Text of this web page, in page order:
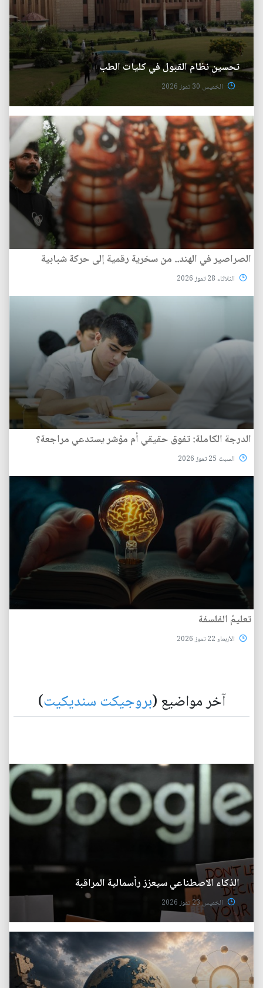
تحسين نظام القبول في كليات الطب
الخميس 30 تموز 2026
الصراصير في الهند.. من سخرية رقمية إلى حركة شبابية
الثلاثاء 28 تموز 2026
الدرجة الكاملة: تفوق حقيقي أم مؤشر يستدعي مراجعة؟
السبت 25 تموز 2026
تعليمُ الفلسفة
الأربعاء 22 تموز 2026
آخر مواضيع (بروجيكت سنديكيت)
الذكاء الاصطناعي سيعزز رأسمالية المراقبة
الخميس 23 تموز 2026